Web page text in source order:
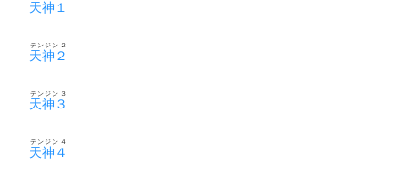
天神１
天神２
テンジン２
天神３
テンジン３
天神４
テンジン４